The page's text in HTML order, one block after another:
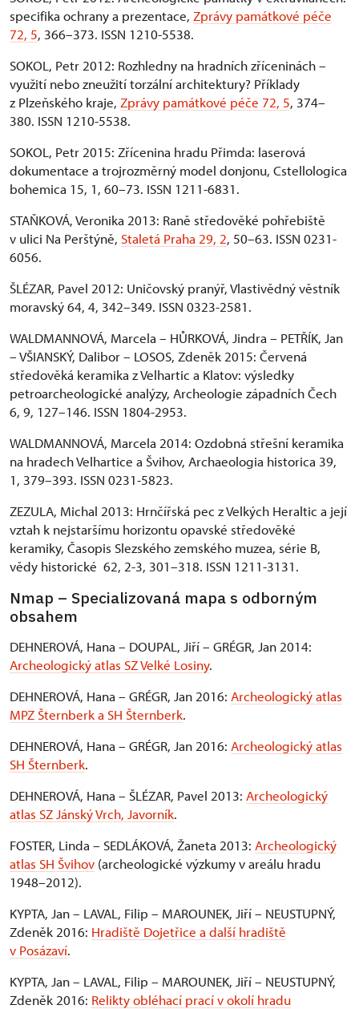
specifika ochrany a prezentace, Zprávy památkové péče
72, 5, 366–373. ISSN 1210-5538.
SOKOL, Petr 2012: Rozhledny na hradních zříceninách –
využití nebo zneužití torzální architektury? Příklady
z Plzeňského kraje, Zprávy památkové péče 72, 5, 374–
380. ISSN 1210-5538.
SOKOL, Petr 2015: Zřícenina hradu Přimda: laserová
dokumentace a trojrozměrný model donjonu, Cstellologica
bohemica 15, 1, 60–73. ISSN 1211-6831.
STAŇKOVÁ, Veronika 2013: Raně středověké pohřebiště
v ulici Na Perštýně, Staletá Praha 29, 2, 50–63. ISSN 0231-
6056.
ŠLÉZAR, Pavel 2012: Uničovský pranýř, Vlastivědný věstník
moravský 64, 4, 342–349. ISSN 0323-2581.
WALDMANNOVÁ, Marcela – HŮRKOVÁ, Jindra – PETŘÍK, Jan
– VŠIANSKÝ, Dalibor – LOSOS, Zdeněk 2015: Červená
středověká keramika z Velhartic a Klatov: výsledky
petroarcheologické analýzy, Archeologie západních Čech
6, 9, 127–146. ISSN 1804-2953.
WALDMANNOVÁ, Marcela 2014: Ozdobná střešní keramika
na hradech Velhartice a Švihov, Archaeologia historica 39,
1, 379–393. ISSN 0231-5823.
ZEZULA, Michal 2013: Hrnčířská pec z Velkých Heraltic a její
vztah k nejstaršímu horizontu opavské středověké
keramiky, Časopis Slezského zemského muzea, série B,
vědy historické 62, 2-3, 301–318. ISSN 1211-3131.
Nmap – Specializovaná mapa s odborným
obsahem
DEHNEROVÁ, Hana – DOUPAL, Jiří – GRÉGR, Jan 2014:
Archeologický atlas SZ Velké Losiny.
DEHNEROVÁ, Hana – GRÉGR, Jan 2016: Archeologický atlas
MPZ Šternberk a SH Šternberk.
DEHNEROVÁ, Hana – GRÉGR, Jan 2016: Archeologický atlas
SH Šternberk.
DEHNEROVÁ, Hana – ŠLÉZAR, Pavel 2013: Archeologický
atlas SZ Jánský Vrch, Javorník.
FOSTER, Linda – SEDLÁKOVÁ, Žaneta 2013: Archeologický
atlas SH Švihov (archeologické výzkumy v areálu hradu
1948–2012).
KYPTA, Jan – LAVAL, Filip – MAROUNEK, Jiří – NEUSTUPNÝ,
Zdeněk 2016: Hradiště Dojetřice a další hradiště
v Posázaví.
KYPTA, Jan – LAVAL, Filip – MAROUNEK, Jiří – NEUSTUPNÝ,
Zdeněk 2016: Relikty obléhací prací v okolí hradu